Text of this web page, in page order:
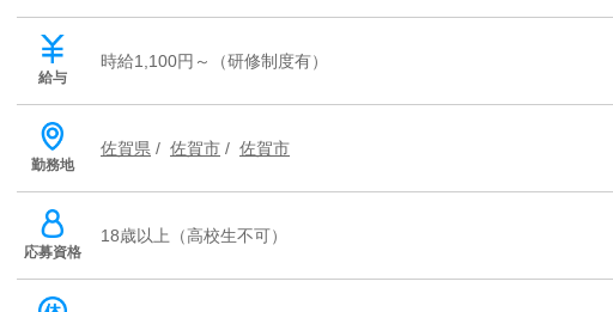
給与
時給1,100円～（研修制度有）
勤務地
佐賀県 / 佐賀市 / 佐賀市
応募資格
18歳以上（高校生不可）